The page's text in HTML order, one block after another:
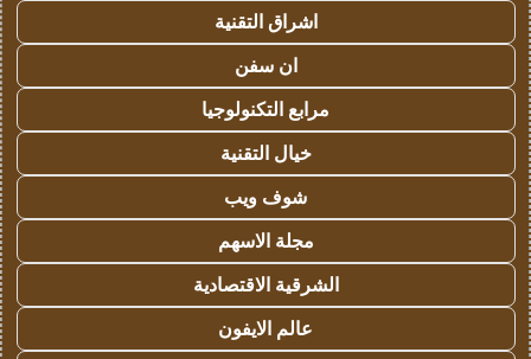
اشراق التقنية
ان سفن
مرابع التكنولوجيا
خيال التقنية
شوف ويب
مجلة الاسهم
الشرقية الاقتصادية
عالم الايفون